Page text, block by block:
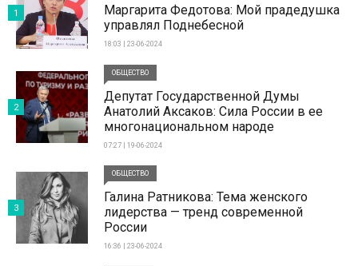
Маргарита Федотова: Мой прадедушка
управлял Поднебесной
18:03 | 23-06-2024
1
ОБЩЕСТВО
Депутат Государственной Думы
Анатолий Аксаков: Сила России в ее
многонациональном народе
07:27 | 19-06-2024
2
ОБЩЕСТВО
Галина Ратникова: Тема женского
лидерства — тренд современной
России
16:36 | 23-06-2024
3